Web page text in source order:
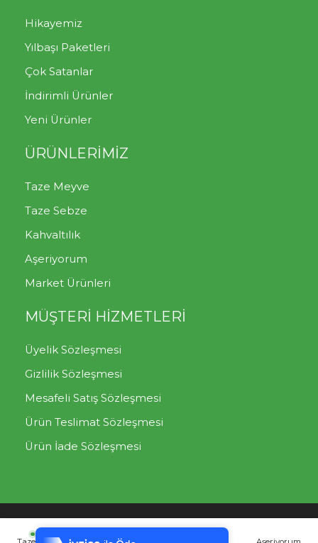
Tek Tıkla Ödeme Kolaylığı
7/24 Canlı Destek
Hikayemiz
Yılbaşı Paketleri
Çok Satanlar
İndirimli Ürünler
Yeni Ürünler
ÜRÜNLERİMİZ
Taze Meyve
Taze Sebze
Kahvaltılık
Aşeriyorum
Market Ürünleri
MÜŞTERİ HİZMETLERİ
Üyelik Sözleşmesi
Gizlilik Sözleşmesi
Mesafeli Satış Sözleşmesi
Ürün Teslimat Sözleşmesi
Ürün İade Sözleşmesi